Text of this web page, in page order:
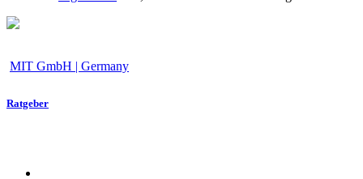
MIT GmbH | Germany
Ratgeber